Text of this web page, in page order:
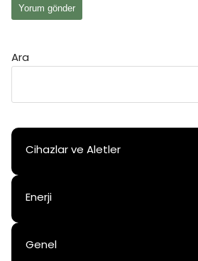
Ara
Cihazlar ve Aletler
Enerji
Genel